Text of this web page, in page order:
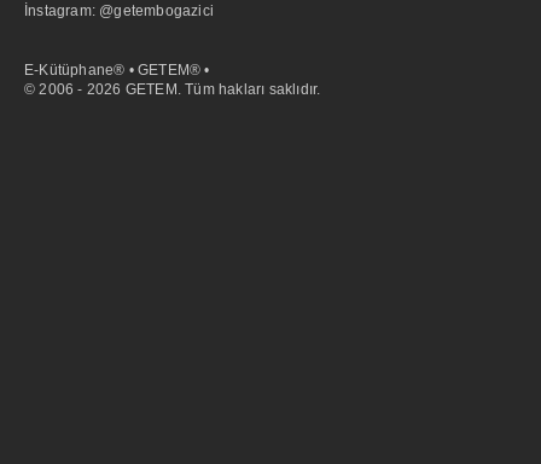
İnstagram: @getembogazici
E-Kütüphane® • GETEM® •
© 2006 - 2026 GETEM. Tüm hakları saklıdır.